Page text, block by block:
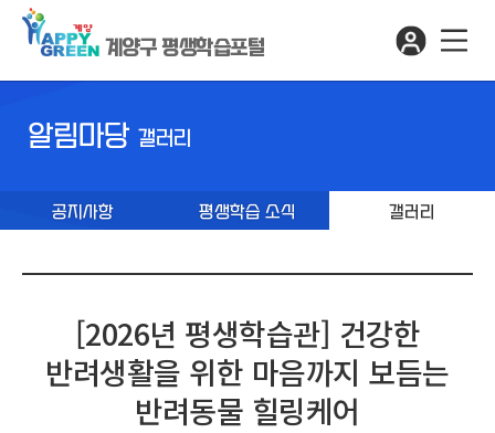
계양구 평생학습포털
알림마당 갤러리
공지사항 평생학습 소식 갤러리
[2026년 평생학습관] 건강한
반려생활을 위한 마음까지 보듬는
반려동물 힐링케어